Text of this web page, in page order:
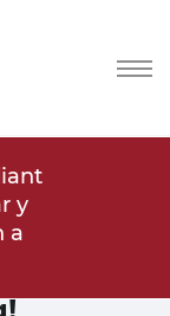
y
a